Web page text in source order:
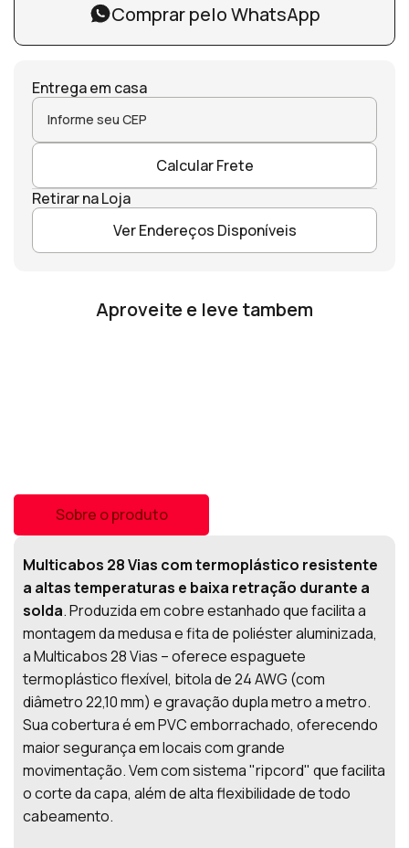
Comprar pelo WhatsApp
Entrega em casa
Calcular Frete
Retirar na Loja
Ver Endereços Disponíveis
Aproveite e leve tambem
Sobre o produto
Multicabos 28 Vias com termoplástico resistente
a altas temperaturas e baixa retração durante a
solda. Produzida em cobre estanhado que facilita a
montagem da medusa e fita de poliéster aluminizada,
a Multicabos 28 Vias – oferece espaguete
termoplástico flexível, bitola de 24 AWG (com
diâmetro 22,10 mm) e gravação dupla metro a metro.
Sua cobertura é em PVC emborrachado, oferecendo
maior segurança em locais com grande
movimentação. Vem com sistema "ripcord" que facilita
o corte da capa, além de alta flexibilidade de todo
cabeamento.